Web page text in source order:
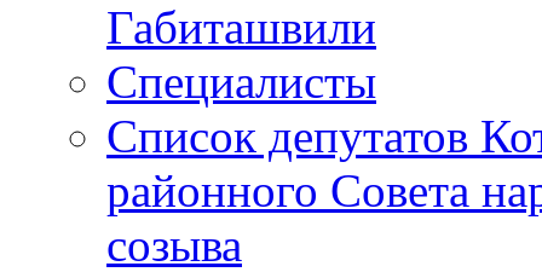
Габиташвили
Специалисты
Список депутатов
районного Совета
созыва